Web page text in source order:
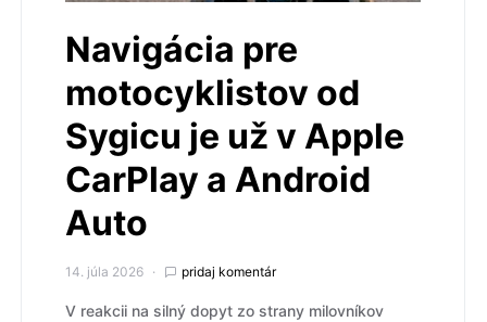
Navigácia pre
motocyklistov od
Sygicu je už v Apple
CarPlay a Android
Auto
14. júla 2026 pridaj komentár
V reakcii na silný dopyt zo strany milovníkov